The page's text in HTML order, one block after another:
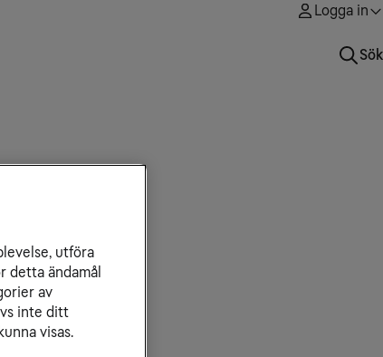
Logga in
Sök
utföra
detta ändamål
av
inte ditt
visas.